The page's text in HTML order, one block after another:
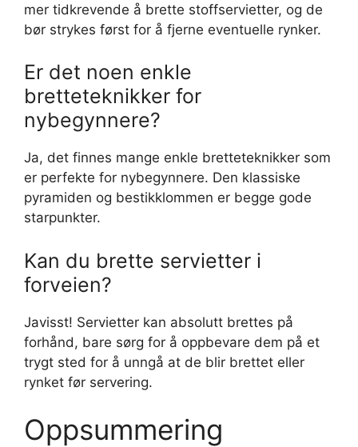
mer tidkrevende å brette stoffservietter, og de
bør strykes først for å fjerne eventuelle rynker.
Er det noen enkle
bretteteknikker for
nybegynnere?
Ja, det finnes mange enkle bretteteknikker som
er perfekte for nybegynnere. Den klassiske
pyramiden og bestikklommen er begge gode
starpunkter.
Kan du brette servietter i
forveien?
Javisst! Servietter kan absolutt brettes på
forhånd, bare sørg for å oppbevare dem på et
trygt sted for å unngå at de blir brettet eller
rynket før servering.
Oppsummering